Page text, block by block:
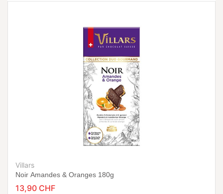
Villars
Noir Amandes & Oranges 180g
13,90 CHF